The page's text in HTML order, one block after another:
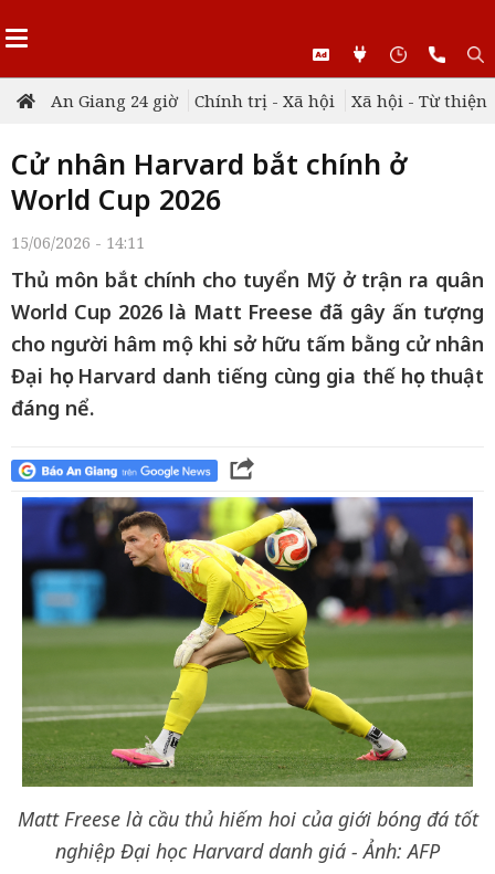
An Giang 24 giờ Chính trị - Xã hội Xã hội - Từ thiện
Cử nhân Harvard bắt chính ở
World Cup 2026
15/06/2026 - 14:11
Thủ môn bắt chính cho tuyển Mỹ ở trận ra quân
World Cup 2026 là Matt Freese đã gây ấn tượng
cho người hâm mộ khi sở hữu tấm bằng cử nhân
Đại học Harvard danh tiếng cùng gia thế học thuật
đáng nể.
Matt Freese là cầu thủ hiếm hoi của giới bóng đá tốt
nghiệp Đại học Harvard danh giá - Ảnh: AFP